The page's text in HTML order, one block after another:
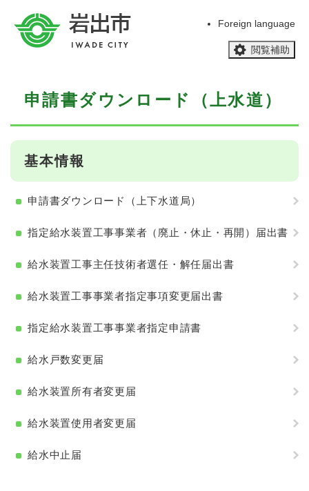
Foreign language
閲覧補助
申請書ダウンロード（上水道）
基本情報
申請書ダウンロード（上下水道局）
指定給水装置工事事業者（廃止・休止・再開）届出書
給水装置工事主任技術者選任・解任届出書
給水装置工事事業者指定事項変更届出書
指定給水装置工事事業者指定申請書
給水戸数変更届
給水装置所有者変更届
給水装置使用者変更届
給水中止届